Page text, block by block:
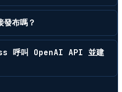
布嗎？
呼叫 OpenAI API 並建